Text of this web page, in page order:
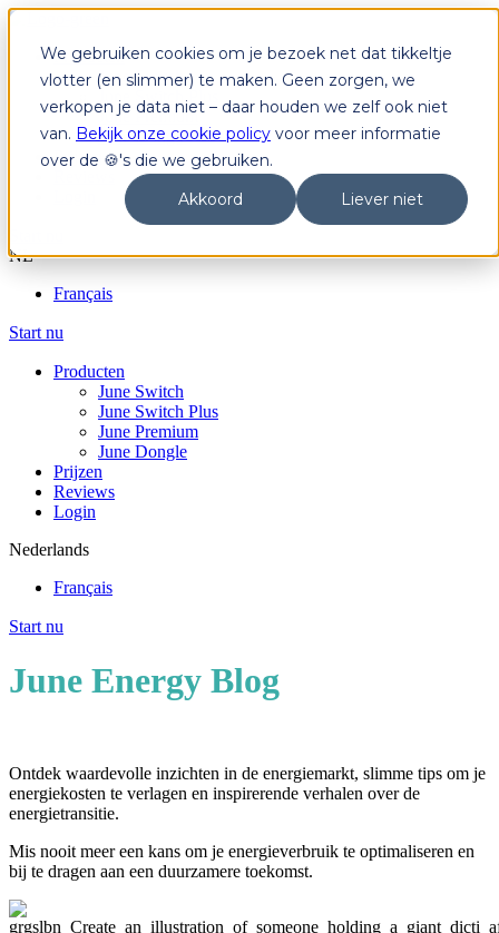
We gebruiken cookies om je bezoek net dat tikkeltje
vlotter (en slimmer) te maken. Geen zorgen, we
verkopen je data niet – daar houden we zelf ook niet
van. Bekijk onze cookie policy voor meer informatie
over de 🍪's die we gebruiken.
Akkoord
Liever niet
Producten
June Switch
June Switch Plus
June Premium
June Dongle
Prijzen
NL
Français
Start nu
Producten
June Switch
June Switch Plus
June Premium
June Dongle
Prijzen
Reviews
Login
Nederlands
Français
Start nu
June Energy Blog
Ontdek waardevolle inzichten in de energiemarkt, slimme tips om je
energiekosten te verlagen en inspirerende verhalen over de
energietransitie.
Mis nooit meer een kans om je energieverbruik te optimaliseren en
bij te dragen aan een duurzamere toekomst.